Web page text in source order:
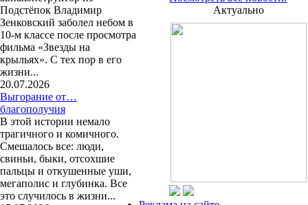
Подстёпок Владимир
Зенковский заболел небом в
10-м классе после просмотра
фильма «Звезды на
крыльях». С тех пор в его
жизни...
20.07.2026
Выгорание от…
благополучия
В этой истории немало
трагичного и комичного.
Смешалось все: люди,
свиньи, быки, отсохшие
пальцы и откушенные уши,
мегаполис и глубинка. Все
это случилось в жизни...
Актуально